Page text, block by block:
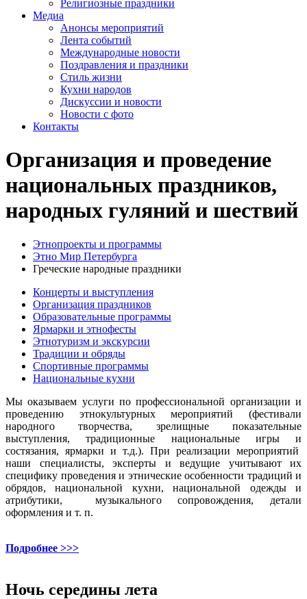
Религиозные праздники
Медиа
Анонсы мероприятий
Лента событий
Международные новости
Поздравления и праздники
Cтиль жизни
Кухни народов
Дискуссии и новости
Новости с фото
Контакты
Организация и проведение
национальных праздников,
народных гуляний и шествий
Этнопроекты и программы
Этно Мир Петербурга
Греческие народные праздники
Концерты и выступления
Организация праздников
Образовательные программы
Ярмарки и этнофесты
Этнотуризм и экскурсии
Традиции и обряды
Спортивные программы
Национальные кухни
Мы оказываем услуги по профессиональной организации и
проведению этнокультурных мероприятий (фестивали
народного творчества, зрелищные показательные
выступления, традиционные национальные игры и
состязания, ярмарки и т.д.). При реализации мероприятий
наши специалисты, эксперты и ведущие учитывают их
специфику проведения и этнические особенности традиций и
обрядов, национальной кухни, национальной одежды и
атрибутики, музыкального сопровождения, детали
оформления и т. п.
Подробнее >>>
Ночь середины лета